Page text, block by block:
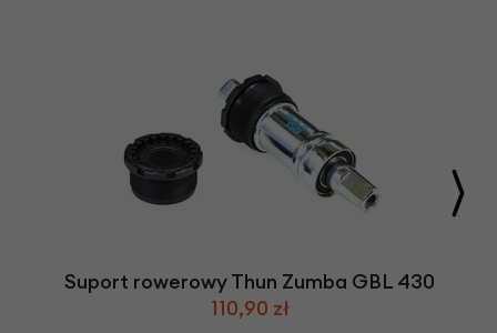
Suport rowerowy Thun Zumba GBL 430
110,90 zł